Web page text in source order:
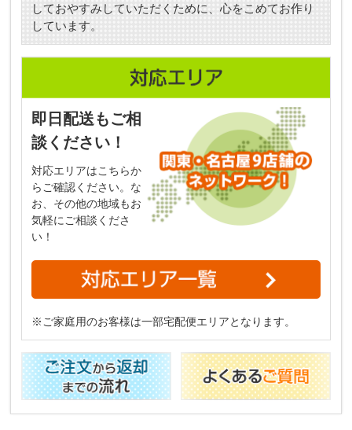
しておやすみしていただくために、心をこめてお作り
しています。
即日配送もご相
談ください！
対応エリアはこちらか
らご確認ください。な
お、その他の地域もお
気軽にご相談くださ
い！
※ご家庭用のお客様は一部宅配便エリアとなります。